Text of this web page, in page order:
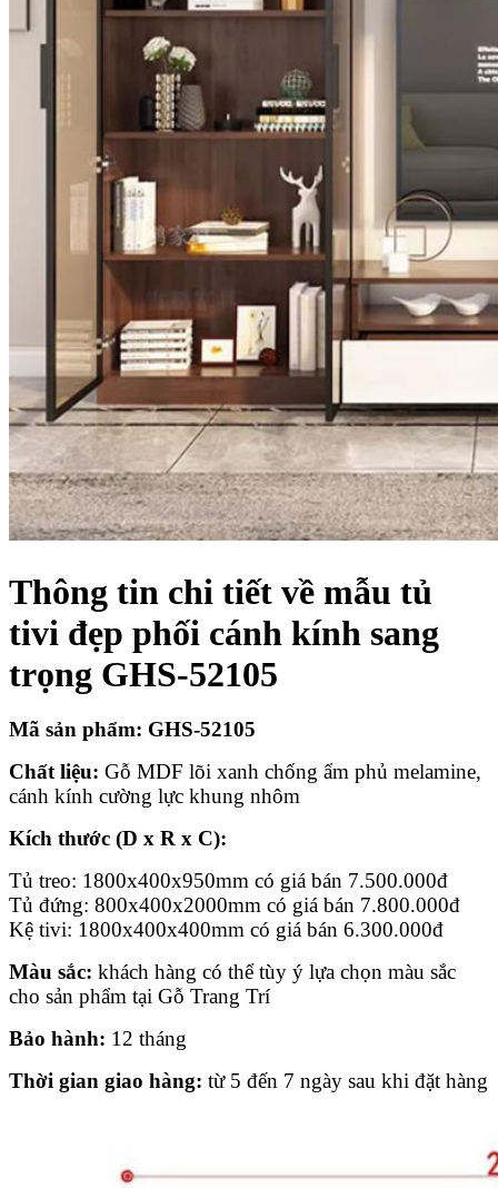
Thông tin chi tiết về mẫu tủ
tivi đẹp phối cánh kính sang
trọng GHS-52105
Mã sản phẩm: GHS-52105
Chất liệu: Gỗ MDF lõi xanh chống ẩm phủ melamine,
cánh kính cường lực khung nhôm
Kích thước (D x R x C):
Tủ treo: 1800x400x950mm có giá bán 7.500.000đ
Tủ đứng: 800x400x2000mm có giá bán 7.800.000đ
Kệ tivi: 1800x400x400mm có giá bán 6.300.000đ
Màu sắc: khách hàng có thể tùy ý lựa chọn màu sắc
cho sản phẩm tại Gỗ Trang Trí
Bảo hành: 12 tháng
Thời gian giao hàng: từ 5 đến 7 ngày sau khi đặt hàng